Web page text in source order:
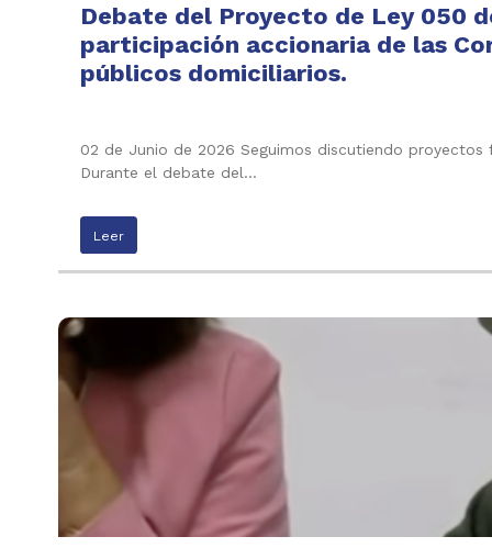
Debate del Proyecto de Ley 050
participación accionaria de las
públicos domiciliarios.
02 de Junio de 2026 Seguimos discutiendo
Durante el debate del…
Leer